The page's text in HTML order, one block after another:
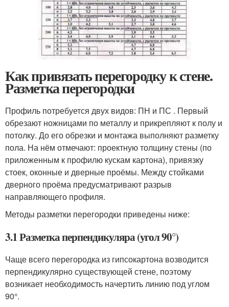
Как привязать перегородку к стене.
Разметка перегородки
Профиль потребуется двух видов: ПН и ПС . Первый
обрезают ножницами по металлу и прикрепляют к полу и
потолку. До его обрезки и монтажа выполняют разметку
пола. На нём отмечают: проектную толщину стены (по
приложенным к профилю кускам картона), привязку
стоек, оконные и дверные проёмы. Между стойками
дверного проёма предусматривают разрыв
направляющего профиля.
Методы разметки перегородки приведены ниже:
3.1 Разметка перпендикуляра (угол 90°)
Чаще всего перегородка из гипсокартона возводится
перпендикулярно существующей стене, поэтому
возникает необходимость начертить линию под углом
90°.